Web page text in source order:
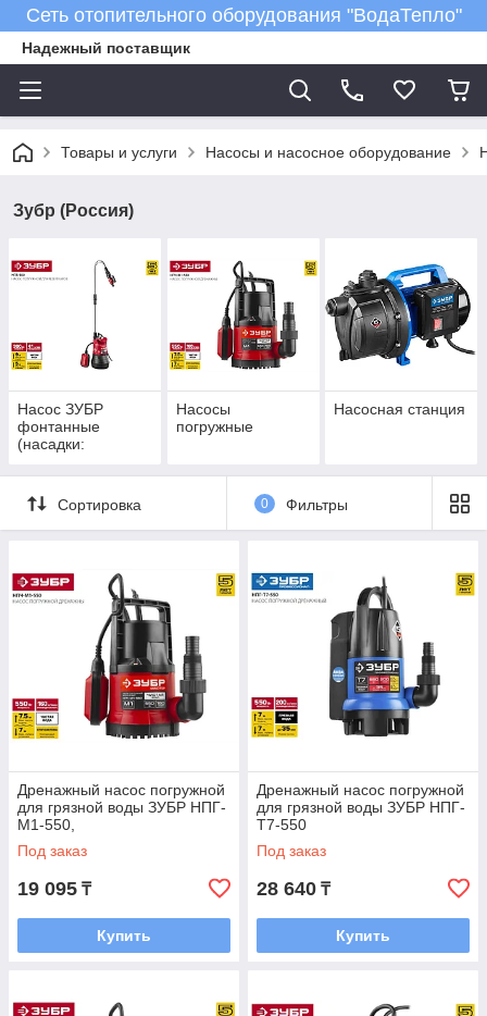
Сеть отопительного оборудования "ВодаТепло"
Надежный поставщик
Товары и услуги Насосы и насосное оборудование
Зубр (Россия)
Насос ЗУБР
фонтанные
(насадки:
гейзер, водопад)
Насосы
погружные
Насосная станция
Сортировка 0 Фильтры
Дренажный насос погружной
для грязной воды ЗУБР НПГ-
М1-550,
Под заказ
19 095 ₸
Купить
Дренажный насос погружной
для грязной воды ЗУБР НПГ-
Т7-550
Под заказ
28 640 ₸
Купить